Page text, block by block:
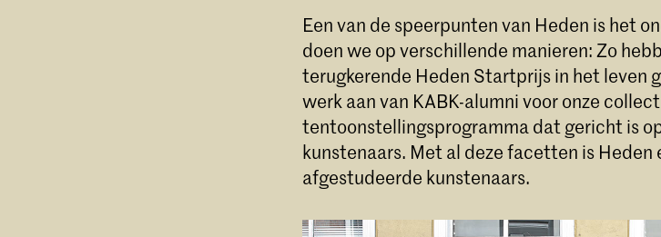
Een van de speerpunten van Heden is het
doen we op verschillende manieren: Zo
terugkerende Heden Startprijs in het leven
werk aan van KABK-alumni voor onze
tentoonstellingsprogramma dat gericht is
kunstenaars. Met al deze facetten is
afgestudeerde kunstenaars.